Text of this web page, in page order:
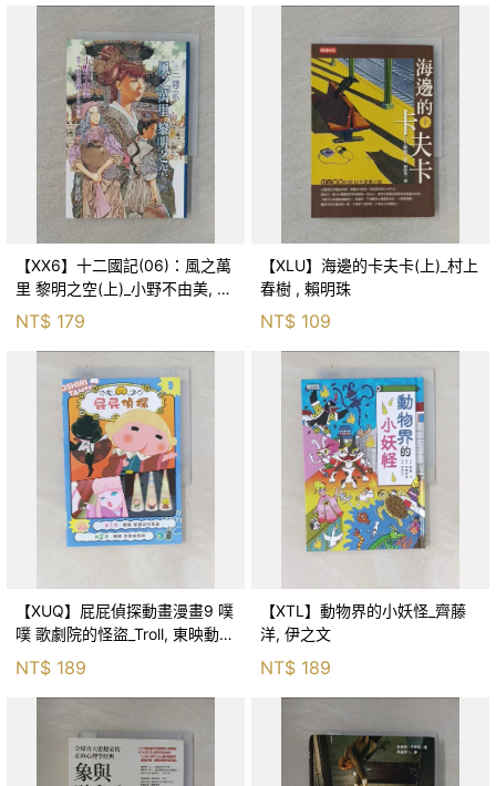
【XX6】十二國記(06)：風之萬
里 黎明之空(上)_小野不由美, 王
蘊潔
NT$ 179
【XLU】海邊的卡夫卡(上)_村上
春樹 , 賴明珠
NT$ 109
【XUQ】屁屁偵探動畫漫畫9 噗
噗 歌劇院的怪盜_Troll, 東映動畫
株式會社, 張東君
NT$ 189
【XTL】動物界的小妖怪_齊藤
洋, 伊之文
NT$ 189